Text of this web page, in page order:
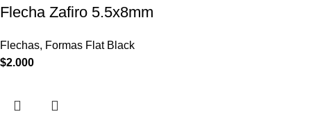
Flecha Zafiro 5.5x8mm
Flechas, Formas Flat Black
$2.000